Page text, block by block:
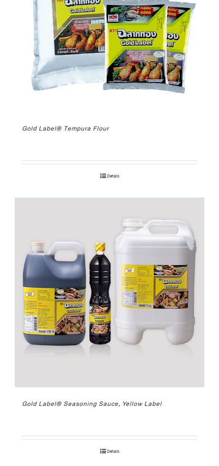
Gold Label® Tempura Flour
Details
Gold Label® Seasoning Sauce, Yellow Label
Details